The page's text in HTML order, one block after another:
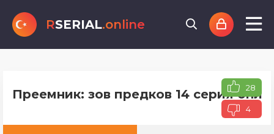
RSERIAL.online
Преемник: зов предков 14 серия 28
4